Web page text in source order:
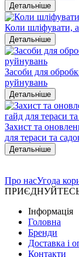
Детальніше
Коли шліфувати,
Детальніше
Засоби для
руйнувань
Детальніше
Захист та
для тераси та
Детальніше
Про насУгода
Інформація
Головна
Бренди
Доставка і
Контакти